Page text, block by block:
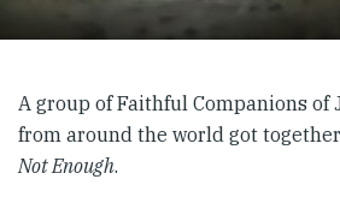
A group of Faithful Companions of
from around the world got
Not Enough.